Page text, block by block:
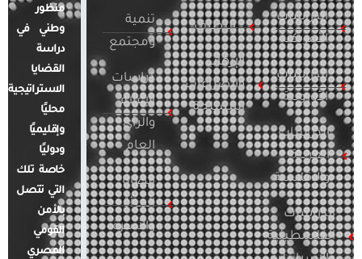
الدراسات
الأمريكية
الدراسات
الأوروبية
الدراسات
العربية
والإقليمية
الدراسات
الفلسطينية
التطرف
الإرهاب
والصراعات
المسلحة
تنمية
ومجتمع
دراسات
الإعلام
والرأي
العام
قضايا
المرأة
والأسرة
منظور
وطني في
دراسة
القضايا
الاستراتيجية
محليًا
وإقليميًا
ودوليًا
خاصة تلك
التي تتصل
بالأمن
القومي
المصري